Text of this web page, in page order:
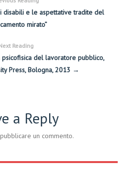
e le aspettative tradite del
mirato”
Reading
psicofisica del lavoratore pubblico,
Press, Bologna, 2013 →
a Reply
un commento.